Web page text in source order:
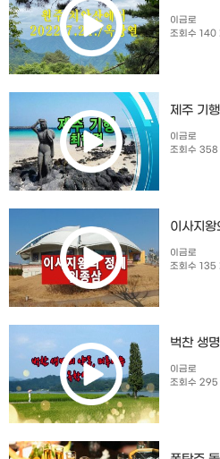
이금로
조회수 140
제주 기행
이금로
조회수 358
이사지왕
이금로
조회수 135
벅찬 생
이금로
조회수 295